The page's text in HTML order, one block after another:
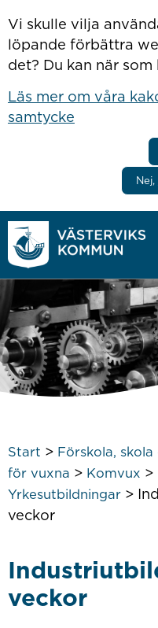
Vi skulle vilja
löpande förbättra
det? Du kan när
Läs mer om våra
samtycke
Start > Förskola,
för vuxna > Komvux >
Yrkesutbildningar>
veckor
veckor